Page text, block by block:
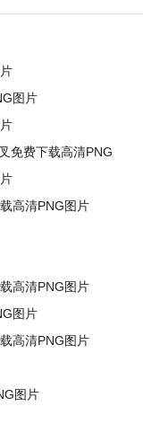
图片
免费下载高清PNG
高清PNG图片
高清PNG图片
图片
高清PNG图片
图片